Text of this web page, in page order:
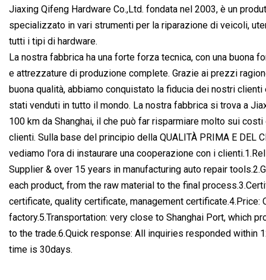
Jiaxing Qifeng Hardware Co.,Ltd. fondata nel 2003, è un
specializzato in vari strumenti per la riparazione di veicoli,
tutti i tipi di hardware.
La nostra fabbrica ha una forte forza tecnica, con una buona
e attrezzature di produzione complete. Grazie ai prezzi
buona qualità, abbiamo conquistato la fiducia dei nostri
stati venduti in tutto il mondo. La nostra fabbrica si trova a
100 km da Shanghai, il che può far risparmiare molto sui
clienti. Sulla base del principio della QUALITÀ PRIMA E DEL
vediamo l'ora di instaurare una cooperazione con i clienti.
Supplier & over 15 years in manufacturing auto repair
each product, from the raw material to the final
certificate, quality certificate, management certificate.4.Price:
factory.5.Transportation: very close to Shanghai Port, which
to the trade.6.Quick response: All inquiries responded within
time is 30days.